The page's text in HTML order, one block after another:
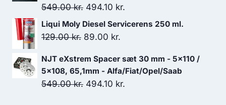
var:
949.00 kr..712.00 kr..
549.00kr. Den
oprindelige
pris
549.00 kr..
494.10 kr.
aktuelle
494.10 kr..
Liqui Moly Diesel Servicerens 250 ml.
129.00kr. Den
pris
89.00 kr.
pris
er:
NJT eXstrem Spacer sæt 30 mm - 5x110 /
5x108, 65,1mm - Alfa/Fiat/Opel/Saab
549.00kr. Den
494.10 kr.